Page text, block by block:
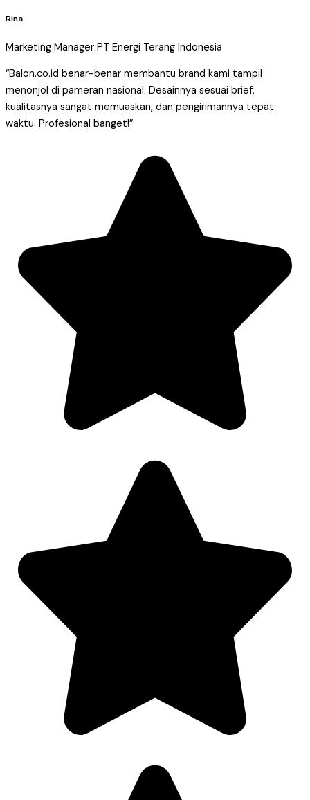
Rina
Marketing Manager PT Energi Terang Indonesia
“Balon.co.id benar-benar membantu brand kami tampil
menonjol di pameran nasional. Desainnya sesuai brief,
kualitasnya sangat memuaskan, dan pengirimannya tepat
waktu. Profesional banget!”